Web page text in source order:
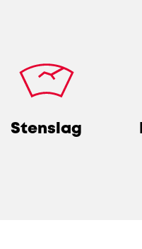
Stenslag